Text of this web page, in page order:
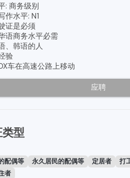
: 商务级别
水平: N1
证是必须
商务水平必需
、韩语的人
验
车在高速公路上移动
应聘
型
配偶等 永久居民的配偶等 定居者 打
者